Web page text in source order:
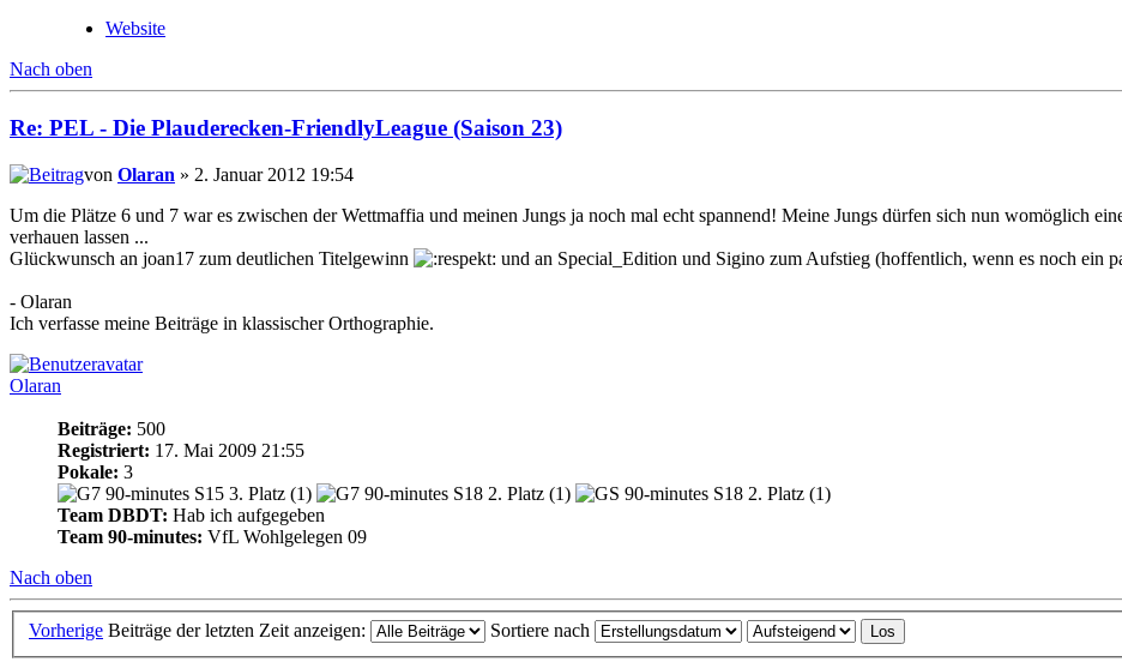
Website
Nach oben
Re: PEL - Die Plauderecken-FriendlyLeague (Saison 23)
von Olaran » 2. Januar 2012 19:54
Um die Plätze 6 und 7 war es zwischen der Wettmaffia und meinen Jungs ja noch mal echt spannend! Meine Jungs dürfen sich nun womöglich
verhauen lassen ...
Glückwunsch an joan17 zum deutlichen Titelgewinn
und an Special_Edition und Sigino zum Aufstieg (hoffentlich, wenn es noch ein
- Olaran
Ich verfasse meine Beiträge in klassischer Orthographie.
Olaran
Beiträge: 500
Registriert: 17. Mai 2009 21:55
Pokale: 3
Team DBDT: Hab ich aufgegeben
Team 90-minutes: VfL Wohlgelegen 09
Nach oben
Vorherige Beiträge der letzten Zeit anzeigen: Sortiere nach